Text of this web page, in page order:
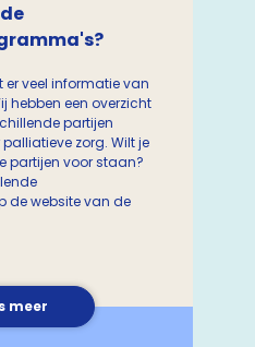
er veel informatie van
hebben een overzicht
partijen
zorg. Wilt je
partijen voor staan?
de website van de
meer